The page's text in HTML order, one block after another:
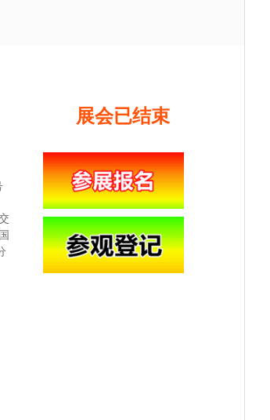
展会已结束